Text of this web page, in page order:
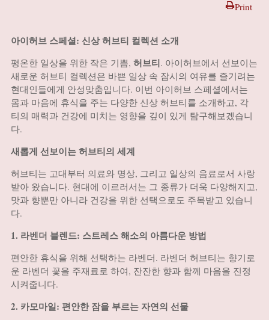
Print
아이허브 스페셜: 신상 허브티 컬렉션 소개
평온한 일상을 위한 작은 기쁨, 허브티. 아이허브에서 선보이는
새로운 허브티 컬렉션은 바쁜 일상 속 잠시의 여유를 즐기려는
현대인들에게 안성맞춤입니다. 이번 아이허브 스페셜에서는
몸과 마음에 휴식을 주는 다양한 신상 허브티를 소개하고, 각
티의 매력과 건강에 미치는 영향을 깊이 있게 탐구해보겠습니
다.
새롭게 선보이는 허브티의 세계
허브티는 고대부터 의료와 명상, 그리고 일상의 음료로서 사랑
받아 왔습니다. 현대에 이르러서는 그 종류가 더욱 다양해지고,
맛과 향뿐만 아니라 건강을 위한 선택으로도 주목받고 있습니
다.
1. 라벤더 블렌드: 스트레스 해소의 아름다운 방법
편안한 휴식을 위해 선택하는 라벤더. 라벤더 허브티는 향기로
운 라벤더 꽃을 주재료로 하여, 잔잔한 향과 함께 마음을 진정
시켜줍니다.
2. 카모마일: 편안한 잠을 부르는 자연의 선물